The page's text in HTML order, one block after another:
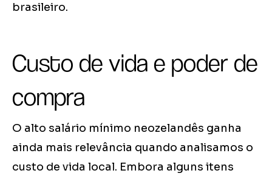
brasileiro.
Custo de vida e poder de
compra
O alto salário mínimo neozelandês ganha
ainda mais relevância quando analisamos o
custo de vida local. Embora alguns itens